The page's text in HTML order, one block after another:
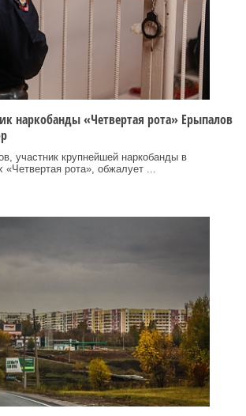
наркобанды «Четвертая рота» Ерыпалов
участник крупнейшей наркобанды в
рота», обжалует ...